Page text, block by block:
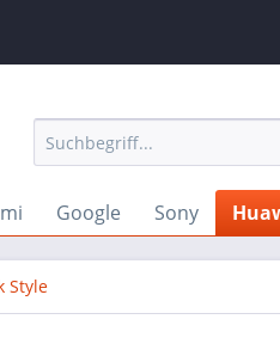
Google Sony
Style